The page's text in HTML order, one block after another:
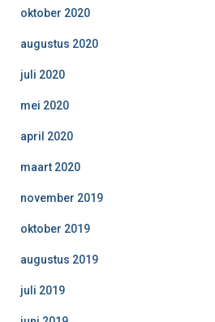
oktober 2020
augustus 2020
juli 2020
mei 2020
april 2020
maart 2020
november 2019
oktober 2019
augustus 2019
juli 2019